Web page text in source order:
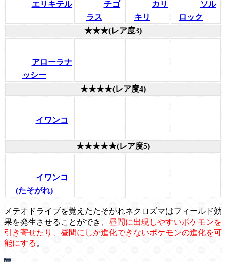
エリキテル
チゴ
ラス
カリ
キリ
ソル
ロック
★★★(レア度3)
アローラナ
ッシー
★★★★(レア度4)
イワンコ
★★★★★(レア度5)
イワンコ
(たそがれ)
メテオドライブを覚えたたそがれネクロズマはフィールド効
果を発生させることができ、 昼間に出現しやすいポケモンを
引き寄せたり、昼間にしか進化できないポケモンの進化を可
能にする 。